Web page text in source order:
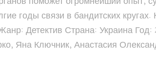
годы связи в бандитских
Детектив Страна: Украина Год:
Яна Ключник, Анастасия